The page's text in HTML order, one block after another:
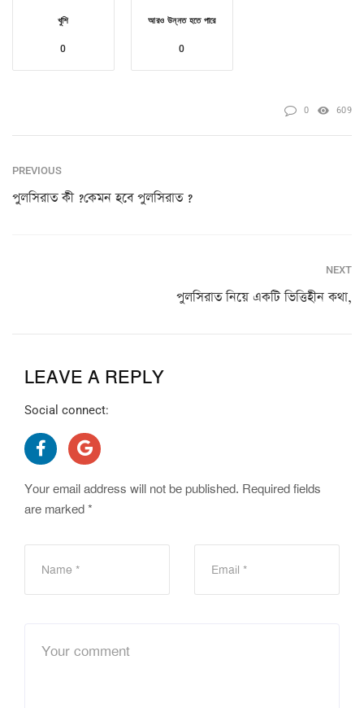
খুশি
0
আরও উন্নত হতে পারে
0
0 609
PREVIOUS
পুলসিরাত কী ?কেমন হবে পুলসিরাত ?
NEXT
পুলসিরাত নিয়ে একটি ভিত্তিহীন কথা,
LEAVE A REPLY
Social connect:
Your email address will not be published. Required fields
are marked *